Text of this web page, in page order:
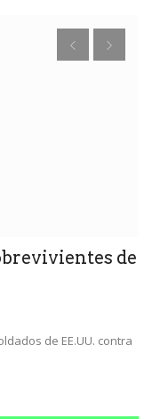
de
de EE.UU. contra